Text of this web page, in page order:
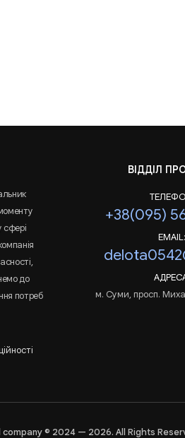
сфері
до
потреб
ВІДДІЛ
+38(095)
EMAIL:
м. Суми, просп.
company © 2024 — 2026. All Rights